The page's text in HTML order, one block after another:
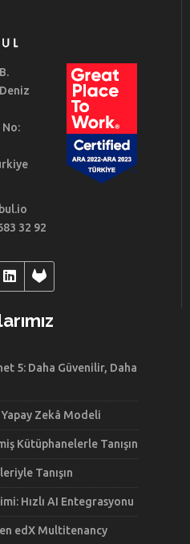
No:
32 92
5: Daha Güvenilir, Daha
Zekâ Modeli
Kütüphanelerle Tanışın
Tanışın
Hızlı AI Entegrasyonu
edX Multitenancy